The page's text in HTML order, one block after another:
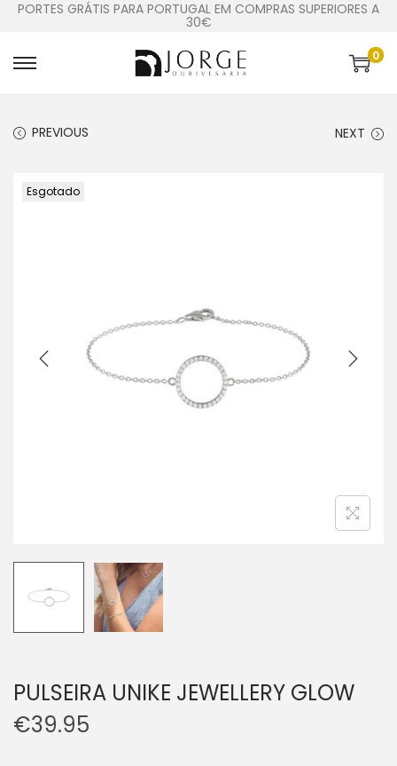
PORTES GRÁTIS PARA PORTUGAL EM COMPRAS SUPERIORES A
30€
0
PREVIOUS NEXT
Esgotado
PULSEIRA UNIKE JEWELLERY GLOW
€39.95